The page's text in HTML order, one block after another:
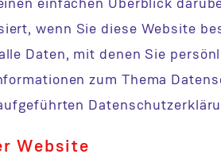
wenn Sie diese Website
Daten, mit denen Sie
zum Thema
Website